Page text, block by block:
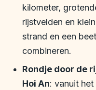
kilometer,
rijstvelden en
strand en een
combineren.
Rondje door de
Hoi An: vanuit